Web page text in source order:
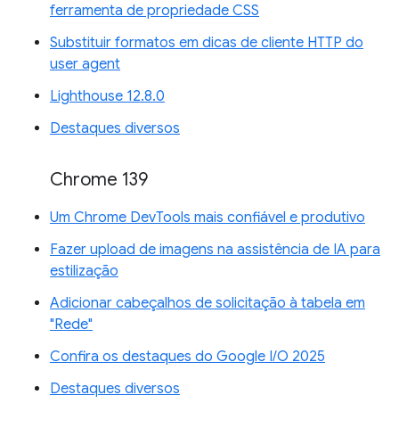
ferramenta de propriedade CSS
Substituir formatos em dicas de cliente HTTP do
user agent
Lighthouse 12.8.0
Destaques diversos
Chrome 139
Um Chrome DevTools mais confiável e produtivo
Fazer upload de imagens na assistência de IA para
estilização
Adicionar cabeçalhos de solicitação à tabela em
"Rede"
Confira os destaques do Google I/O 2025
Destaques diversos